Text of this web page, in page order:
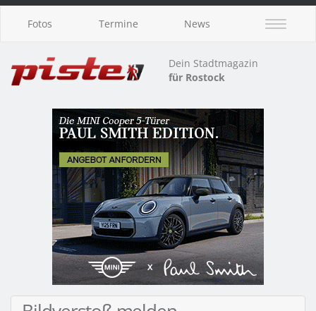
Fotos Termine News
Dein Stadtmagazin
für Rostock